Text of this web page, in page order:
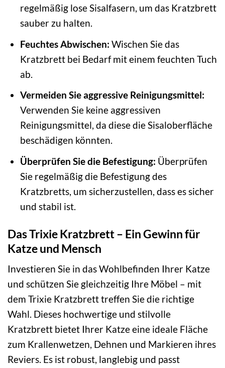
regelmäßig lose Sisalfasern, um das Kratzbrett
sauber zu halten.
Feuchtes Abwischen: Wischen Sie das
Kratzbrett bei Bedarf mit einem feuchten Tuch
ab.
Vermeiden Sie aggressive Reinigungsmittel:
Verwenden Sie keine aggressiven
Reinigungsmittel, da diese die Sisaloberfläche
beschädigen könnten.
Überprüfen Sie die Befestigung: Überprüfen
Sie regelmäßig die Befestigung des
Kratzbretts, um sicherzustellen, dass es sicher
und stabil ist.
Das Trixie Kratzbrett – Ein Gewinn für
Katze und Mensch
Investieren Sie in das Wohlbefinden Ihrer Katze
und schützen Sie gleichzeitig Ihre Möbel – mit
dem Trixie Kratzbrett treffen Sie die richtige
Wahl. Dieses hochwertige und stilvolle
Kratzbrett bietet Ihrer Katze eine ideale Fläche
zum Krallenwetzen, Dehnen und Markieren ihres
Reviers. Es ist robust, langlebig und passt